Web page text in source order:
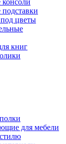
цветы
книг
для мебели